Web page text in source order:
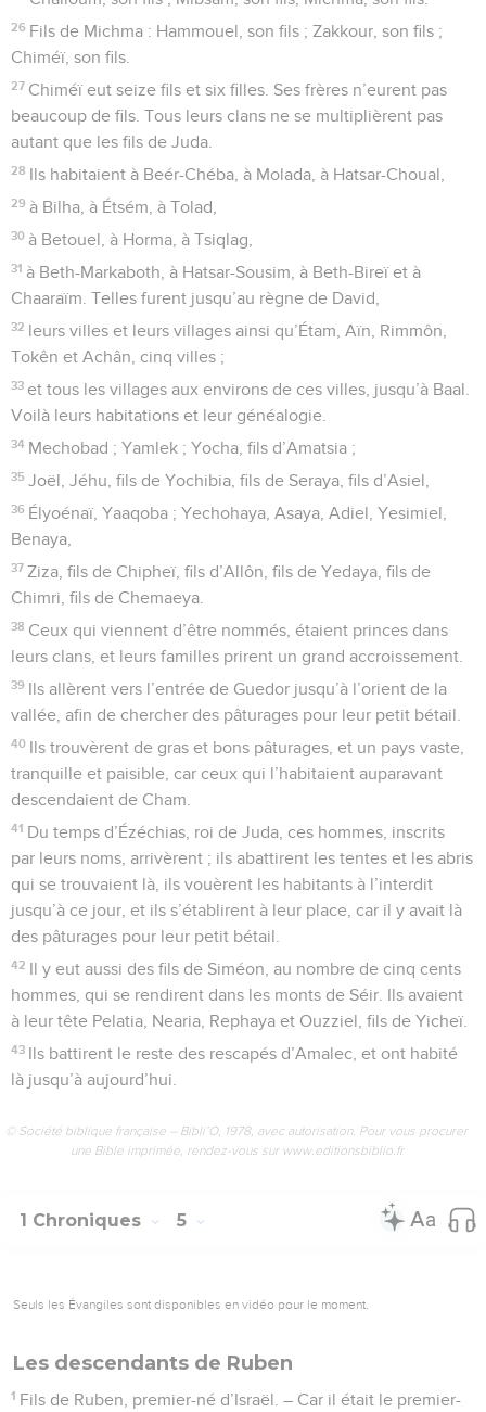
26 Fils de Michma : Hammouel, son fils ; Zakkour, son fils ;
Chiméï, son fils.
27 Chiméï eut seize fils et six filles. Ses frères n’eurent pas
beaucoup de fils. Tous leurs clans ne se multiplièrent pas
autant que les fils de Juda.
28 Ils habitaient à Beér-Chéba, à Molada, à Hatsar-Choual,
29 à Bilha, à Étsém, à Tolad,
30 à Betouel, à Horma, à Tsiqlag,
31 à Beth-Markaboth, à Hatsar-Sousim, à Beth-Bireï et à
Chaaraïm. Telles furent jusqu’au règne de David,
32 leurs villes et leurs villages ainsi qu’Étam, Aïn, Rimmôn,
Tokên et Achân, cinq villes ;
33 et tous les villages aux environs de ces villes, jusqu’à Baal.
Voilà leurs habitations et leur généalogie.
34 Mechobad ; Yamlek ; Yocha, fils d’Amatsia ;
35 Joël, Jéhu, fils de Yochibia, fils de Seraya, fils d’Asiel,
36 Élyoénaï, Yaaqoba ; Yechohaya, Asaya, Adiel, Yesimiel,
Benaya,
37 Ziza, fils de Chipheï, fils d’Allôn, fils de Yedaya, fils de
Chimri, fils de Chemaeya.
38 Ceux qui viennent d’être nommés, étaient princes dans
leurs clans, et leurs familles prirent un grand accroissement.
39 Ils allèrent vers l’entrée de Guedor jusqu’à l’orient de la
vallée, afin de chercher des pâturages pour leur petit bétail.
40 Ils trouvèrent de gras et bons pâturages, et un pays vaste,
tranquille et paisible, car ceux qui l’habitaient auparavant
descendaient de Cham.
41 Du temps d’Ézéchias, roi de Juda, ces hommes, inscrits
par leurs noms, arrivèrent ; ils abattirent les tentes et les abris
qui se trouvaient là, ils vouèrent les habitants à l’interdit
jusqu’à ce jour, et ils s’établirent à leur place, car il y avait là
des pâturages pour leur petit bétail.
42 Il y eut aussi des fils de Siméon, au nombre de cinq cents
hommes, qui se rendirent dans les monts de Séir. Ils avaient
à leur tête Pelatia, Nearia, Rephaya et Ouzziel, fils de Yicheï.
43 Ils battirent le reste des rescapés d’Amalec, et ont habité
là jusqu’à aujourd’hui.
© Société biblique française – Bibli’O, 1978, avec autorisation. Pour vous procurer
une Bible imprimée, rendez-vous sur www.editionsbiblio.fr
1 Chroniques 5
Seuls les Évangiles sont disponibles en vidéo pour le moment.
Les descendants de Ruben
1 Fils de Ruben, premier-né d’Israël. – Car il était le premier-